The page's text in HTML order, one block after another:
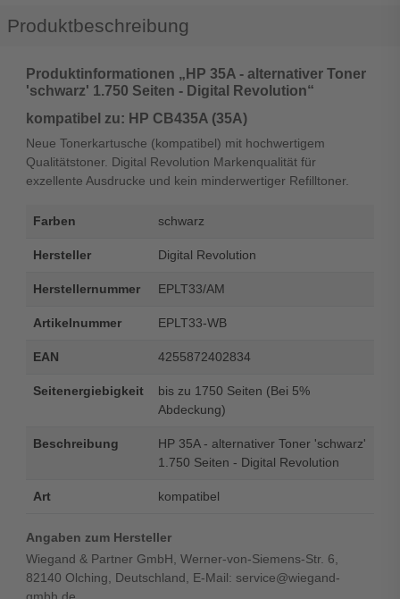
Produktbeschreibung
Produktinformationen „HP 35A - alternativer Toner
'schwarz' 1.750 Seiten - Digital Revolution“
kompatibel zu: HP CB435A (35A)
Neue Tonerkartusche (kompatibel) mit hochwertigem
Qualitätstoner. Digital Revolution Markenqualität für
exzellente Ausdrucke und kein minderwertiger Refilltoner.
Farben schwarz
Hersteller Digital Revolution
Herstellernummer EPLT33/AM
Artikelnummer EPLT33-WB
EAN 4255872402834
Seitenergiebigkeit
bis zu 1750 Seiten (Bei 5%
Abdeckung)
Beschreibung
HP 35A - alternativer Toner 'schwarz'
1.750 Seiten - Digital Revolution
Art kompatibel
Angaben zum Hersteller
Wiegand & Partner GmbH, Werner-von-Siemens-Str. 6,
82140 Olching, Deutschland, E-Mail: service@wiegand-